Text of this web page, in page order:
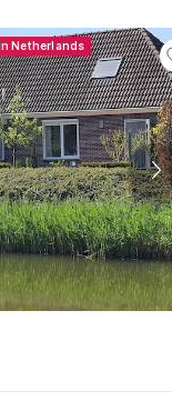
Netherlands